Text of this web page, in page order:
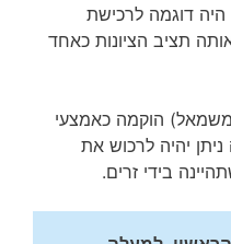
דוגמה לרכישת
תציב הציונות כאחד
משמאל) הוקמה כאמצעי
יהיה לרכוש את
בידי זרים.